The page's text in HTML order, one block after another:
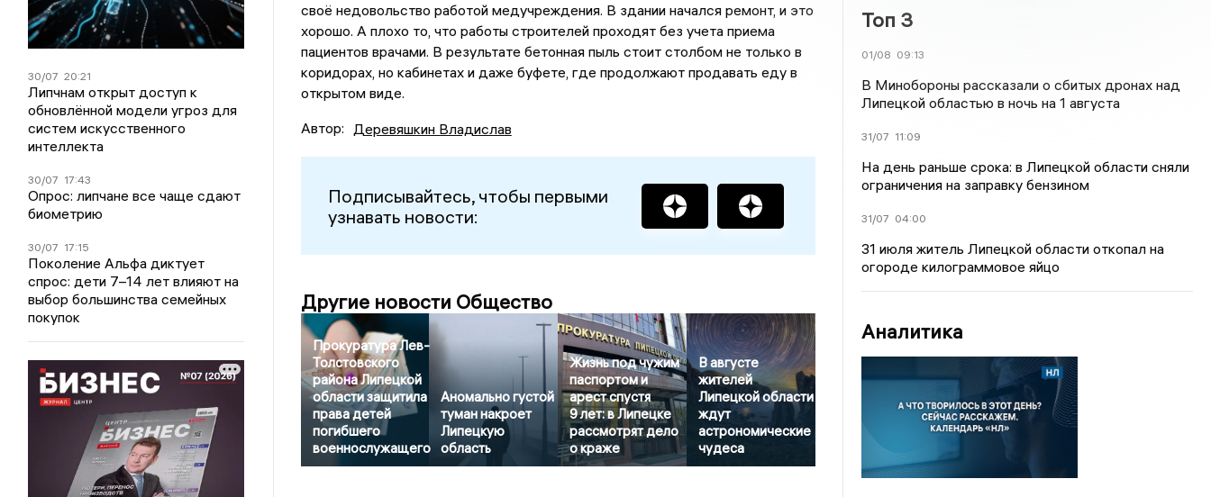
30/07 20:21
Липчнам открыт доступ к
обновлённой модели угроз для
систем искусственного
интеллекта
30/07 17:43
Опрос: липчане все чаще сдают
биометрию
30/07 17:15
Поколение Альфа диктует
спрос: дети 7–14 лет влияют на
выбор большинства семейных
покупок
своё недовольство работой медучреждения. В здании начался ремонт, и это
хорошо. А плохо то, что работы строителей проходят без учета приема
пациентов врачами. В результате бетонная пыль стоит столбом не только в
коридорах, но кабинетах и даже буфете, где продолжают продавать еду в
открытом виде.
Автор: Деревяшкин Владислав
Подписывайтесь, чтобы первыми
узнавать новости:
Другие новости Общество
Прокуратура Лев-
Толстовского
района Липецкой
области защитила
права детей
погибшего
военнослужащего
Аномально густой
туман накроет
Липецкую
область
Жизнь под чужим
паспортом и
арест спустя
9 лет: в Липецке
рассмотрят дело
о краже
В августе
жителей
Липецкой области
ждут
астрономические
чудеса
Топ 3
01/08 09:13
В Минобороны рассказали о сбитых дронах над
Липецкой областью в ночь на 1 августа
31/07 11:09
На день раньше срока: в Липецкой области сняли
ограничения на заправку бензином
31/07 04:00
31 июля житель Липецкой области откопал на
огороде килограммовое яйцо
Аналитика